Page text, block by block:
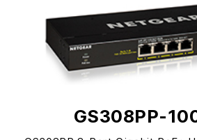
GS308PP-